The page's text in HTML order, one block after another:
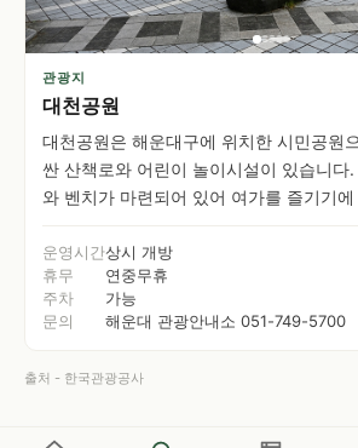
관광지
대천공원
대천공원은 해운대구에 위치한 시민공원
싼 산책로와 어린이 놀이시설이 있습니다
와 벤치가 마련되어 있어 여가를 즐기기
운영시간상시 개방
휴무
연중무휴
주차
가능
문의
해운대 관광안내소 051-749-5700
출처 - 한국관광공사